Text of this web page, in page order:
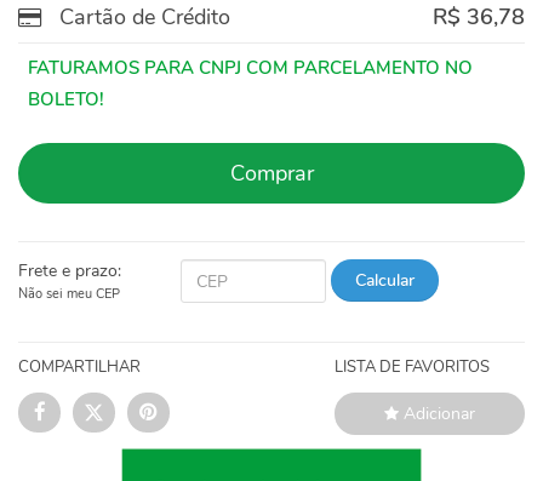
Cartão de Crédito
R$ 36,78
Comprar
Frete e prazo:
Não sei meu CEP
Calcular
COMPARTILHAR LISTA DE FAVORITOS
Adicionar